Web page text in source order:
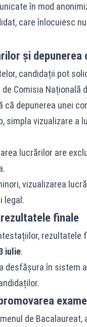
în mod
care înlocuiesc
și
candidații pot
Comisia Națională
că depunerea unei
simpla vizualizare a
lucrărilor are
vizualizarea
legal.
finale
rezultatele
iulie.
desfășura în sistem
de